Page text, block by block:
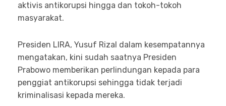
aktivis antikorupsi hingga dan tokoh-tokoh
masyarakat.
Presiden LIRA, Yusuf Rizal dalam kesempatannya
mengatakan, kini sudah saatnya Presiden
Prabowo memberikan perlindungan kepada para
penggiat antikorupsi sehingga tidak terjadi
kriminalisasi kepada mereka.